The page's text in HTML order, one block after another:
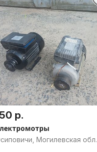
р.
Могилевская обл.